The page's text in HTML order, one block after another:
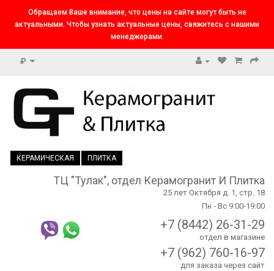
Обращаем Ваше внимание, что цены на сайте могут быть не
актуальными. Чтобы узнать актуальные цены, свяжитесь с нашими
менеджерами.
₽
КЕРАМИЧЕСКАЯ ПЛИТКА
ТЦ "Тулак", отдел Керамогранит И Плитка
25 лет Октября д. 1, стр. 18
Пн - Вс 9:00-19:00
+7 (8442) 26-31-29
отдел в магазине
+7 (962) 760-16-97
для заказа через сайт